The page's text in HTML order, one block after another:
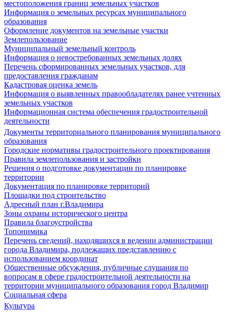
местоположения границ земельных участков
Информация о земельных ресурсах муниципального
образования
Оформление документов на земельные участки
Землепользование
Муниципальный земельный контроль
Информация о невостребованных земельных долях
Перечень сформированных земельных участков, для
предоставления гражданам
Кадастровая оценка земель
Информация о выявленных правообладателях ранее учтенных
земельных участков
Информационная система обеспечения градостроительной
деятельности
Документы территориального планирования муниципального
образования
Городские нормативы градостроительного проектирования
Правила землепользования и застройки
Решения о подготовке документации по планировке
территории
Документация по планировке территорий
Площадки под строительство
Адресный план г.Владимира
Зоны охраны исторического центра
Правила благоустройства
Топонимика
Перечень сведений, находящихся в ведении администрации
города Владимира, подлежащих представлению с
использованием координат
Общественные обсуждения, публичные слушания по
вопросам в сфере градостроительной деятельности на
территории муниципального образования город Владимир
Социальная сфера
Культура